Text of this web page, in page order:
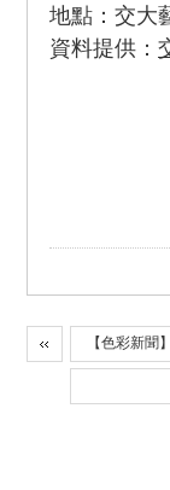
地點：交大
資料提供：
【色彩新